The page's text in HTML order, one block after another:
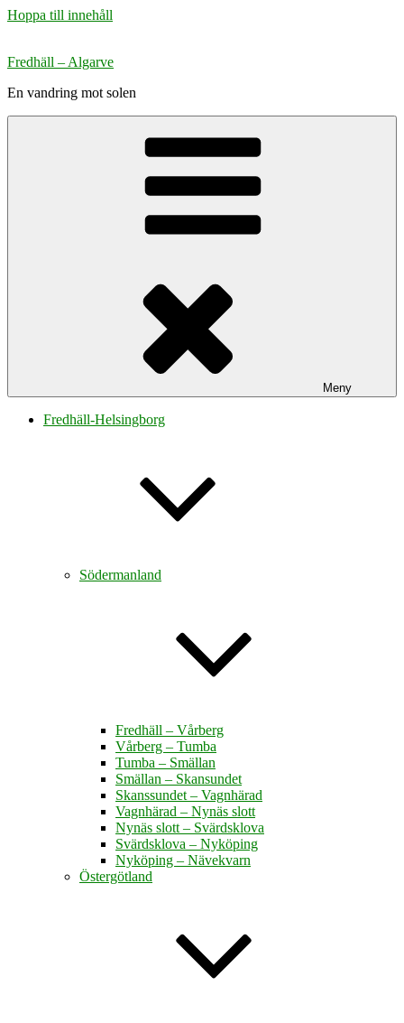
Hoppa till innehåll
Fredhäll – Algarve
En vandring mot solen
Meny
Fredhäll-Helsingborg
Södermanland
Fredhäll – Vårberg
Vårberg – Tumba
Tumba – Smällan
Smällan – Skansundet
Skanssundet – Vagnhärad
Vagnhärad – Nynäs slott
Nynäs slott – Svärdsklova
Svärdsklova – Nyköping
Nyköping – Nävekvarn
Östergötland